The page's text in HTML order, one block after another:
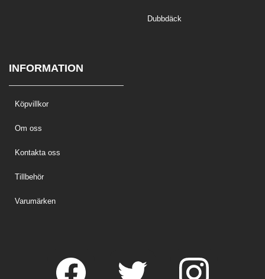
Dubbdäck
INFORMATION
Köpvillkor
Om oss
Kontakta oss
Tillbehör
Varumärken